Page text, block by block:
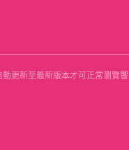
更新至最新版本才可正常瀏覽響